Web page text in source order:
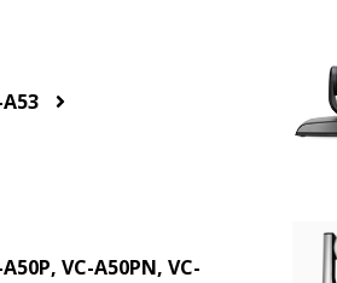
VC-A50PN, VC-